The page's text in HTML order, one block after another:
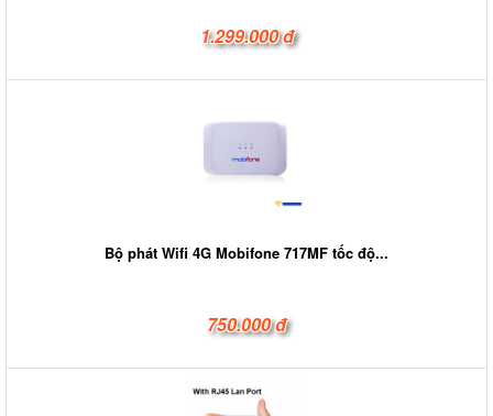
1.299.000 đ
Bộ phát Wifi 4G Mobifone 717MF tốc độ...
750.000 đ